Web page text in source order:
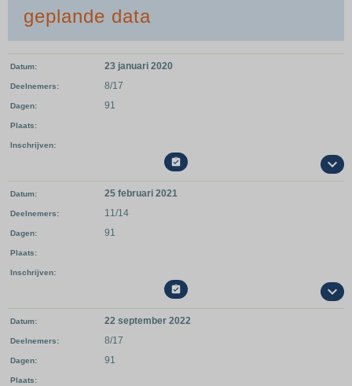
geplande data
Datum 23 januari 2020
Deelnemers 8/17
Dagen 91
Plaats
Inschrijven

Datum 25 februari 2021
Deelnemers 11/14
Dagen 91
Plaats
Inschrijven

Datum 22 september 2022
Deelnemers 8/17
Dagen 91
Plaats